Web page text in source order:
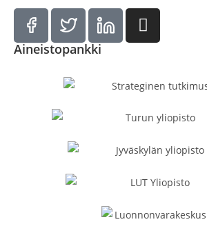
Aineistopankki